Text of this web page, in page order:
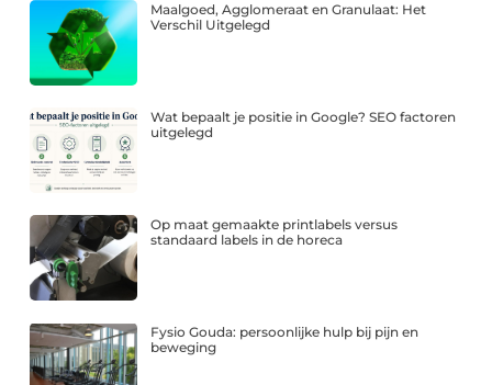
Maalgoed, Agglomeraat en Granulaat: Het
Verschil Uitgelegd
Wat bepaalt je positie in Google? SEO factoren
uitgelegd
Op maat gemaakte printlabels versus
standaard labels in de horeca
Fysio Gouda: persoonlijke hulp bij pijn en
beweging